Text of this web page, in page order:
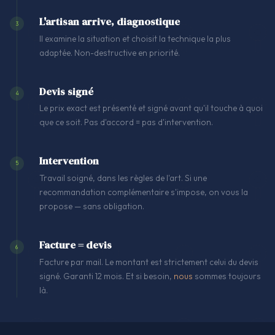
3 L'artisan arrive, diagnostique
Il examine la situation et choisit la technique la plus
adaptée. Non-destructive en priorité.
4 Devis signé
Le prix exact est présenté et signé avant qu'il touche à quoi
que ce soit. Pas d'accord = pas d'intervention.
5 Intervention
Travail soigné, dans les règles de l'art. Si une
recommandation complémentaire s'impose, on vous la
propose — sans obligation.
6 Facture = devis
Facture par mail. Le montant est strictement celui du devis
signé. Garanti 12 mois. Et si besoin, nous sommes toujours
là.